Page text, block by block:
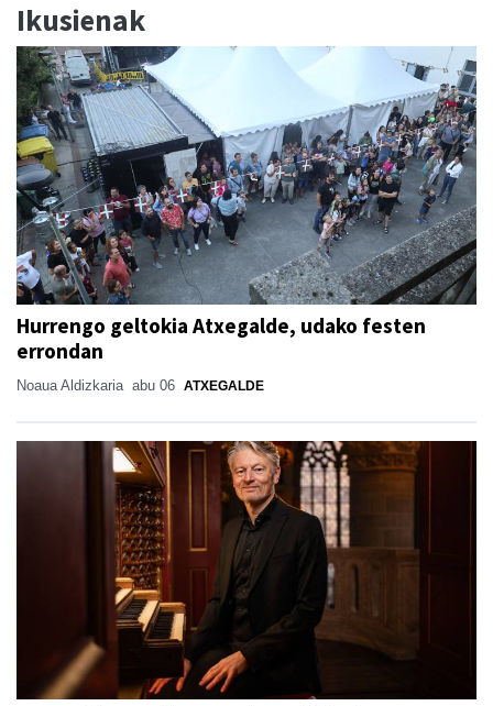
Ikusienak
Hurrengo geltokia Atxegalde, udako festen
errondan
Noaua Aldizkaria abu 06 ATXEGALDE